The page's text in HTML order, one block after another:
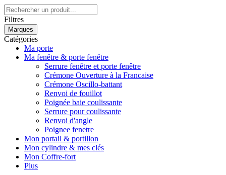
Filtres
Marques
Catégories
Ma porte
Ma fenêtre & porte fenêtre
Serrure fenêtre et porte fenêtre
Crémone Ouverture à la Francaise
Crémone Oscillo-battant
Renvoi de fouillot
Poignée baie coulissante
Serrure pour coulissante
Renvoi d'angle
Poignee fenetre
Mon portail & portillon
Mon cylindre & mes clés
Mon Coffre-fort
Plus